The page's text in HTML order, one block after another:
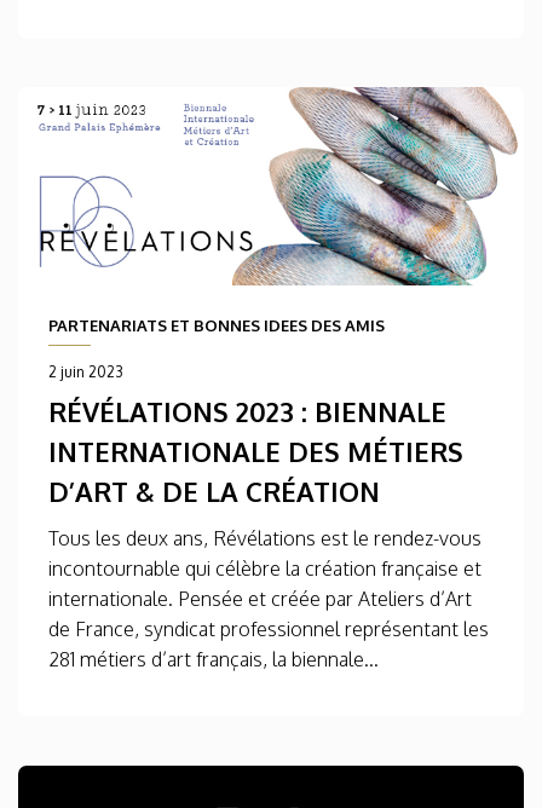
PARTENARIATS ET BONNES IDEES DES AMIS
2 juin 2023
RÉVÉLATIONS 2023 : BIENNALE
INTERNATIONALE DES MÉTIERS
D’ART & DE LA CRÉATION
Tous les deux ans, Révélations est le rendez-vous
incontournable qui célèbre la création française et
internationale. Pensée et créée par Ateliers d’Art
de France, syndicat professionnel représentant les
281 métiers d’art français, la biennale...